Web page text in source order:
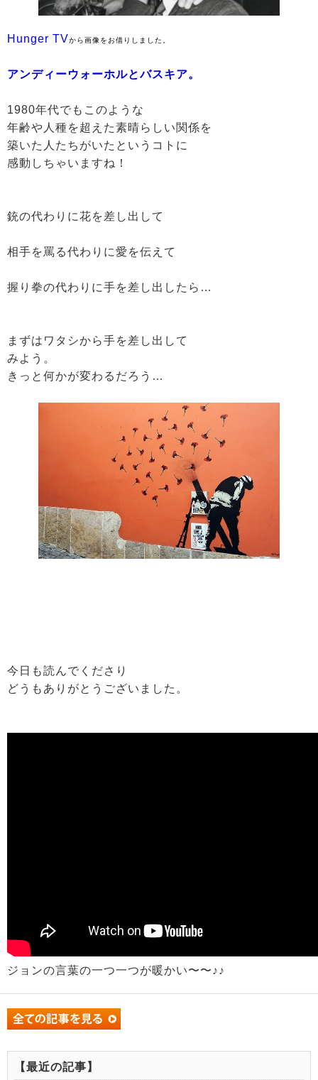
Hunger TVから画像をお借りしました。
アンディーウォーホルとバスキア。
1980年代でもこのような
年齢や人種を超えた素晴らしい関係を
築いた人たちがいたというコトに
感動しちゃいますね！
銃の代わりに花を差し出して
相手を罵る代わりに愛を伝えて
握り拳の代わりに手を差し出したら…
まずはワタシから手を差し出して
みよう。
きっと何かが変わるだろう…
今日も読んでくださり
どうもありがとうございました。
ジョンの言葉の一つ一つが暖かい〜〜♪♪
【最近の記事】